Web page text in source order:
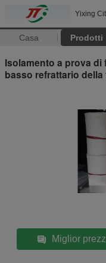
Yixing
Casa Prodotti
Isolamento a prova
basso refrattario
Miglior